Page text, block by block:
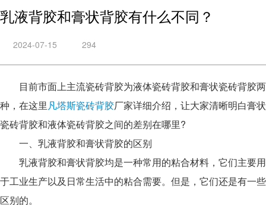
乳液背胶和膏状背胶有什么不同？
2024-07-15 294
目前市面上主流瓷砖背胶为液体瓷砖背胶和膏状瓷砖背胶两
种，在这里凡塔斯瓷砖背胶厂家详细介绍，让大家清晰明白膏状
瓷砖背胶和液体瓷砖背胶之间的差别在哪里?
一、乳液背胶和膏状背胶的区别
乳液背胶和膏状背胶均是一种常用的粘合材料，它们主要用
于工业生产以及日常生活中的粘合需要。但是，它们还是有一些
区别的。